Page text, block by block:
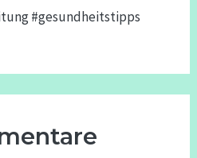
#gesundheitstipps